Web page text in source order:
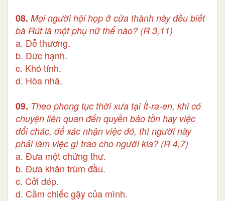
08. Mọi người hội họp ở cửa thành này đều biết
bà Rút là một phụ nữ thế nào? (R 3,11)
a. Dễ thương.
b. Đức hạnh.
c. Khó tính.
d. Hòa nhã.
09. Theo phong tục thời xưa tại Ít-ra-en, khi có
chuyện liên quan đến quyền bảo tồn hay việc
đổi chác, để xác nhận việc đó, thì người này
phải làm việc gì trao cho người kia? (R 4,7)
a. Đưa một chứng thư.
b. Đưa khăn trùm đầu.
c. Cởi dép.
d. Cầm chiếc gậy của mình.